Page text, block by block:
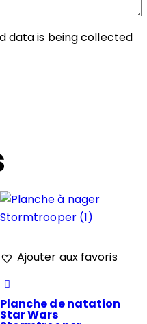
data is being collected
Ajouter aux favoris
Planche de natation
Star Wars